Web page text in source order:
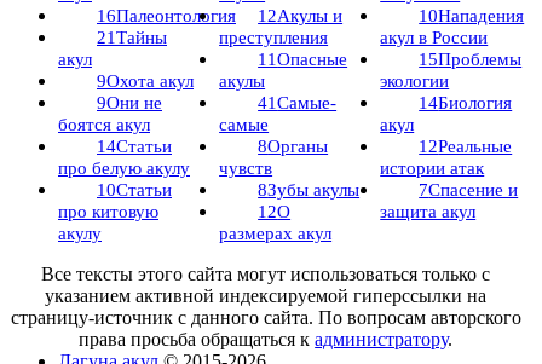
16Палеонтология
21Тайны
акул
9Охота акул
9Они не
боятся акул
14Статьи
про белую акулу
10Статьи
про китовую
акулу
12Акулы и
преступления
11Опасные
акулы
41Самые-
самые
8Органы
чувств
8Зубы акулы
12О
размерах акул
10Нападения
акул в России
15Проблемы
экологии
14Биология
акул
12Реальные
истории атак
7Спасение и
защита акул
Все тексты этого сайта могут использоваться только с
указанием активной индексируемой гиперссылки на
страницу-источник с данного сайта. По вопросам авторского
права просьба обращаться кадминистратору.